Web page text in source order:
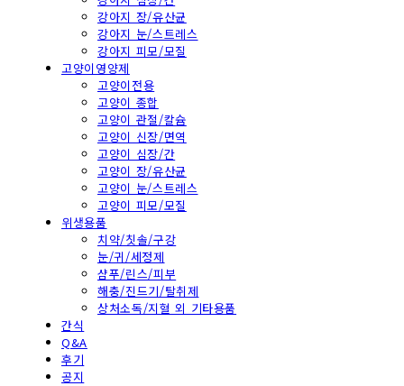
강아지 장/유산균
강아지 눈/스트레스
강아지 피모/모질
고양이영양제
고양이전용
고양이 종합
고양이 관절/칼슘
고양이 신장/면역
고양이 심장/간
고양이 장/유산균
고양이 눈/스트레스
고양이 피모/모질
위생용품
치약/칫솔/구강
눈/귀/세정제
샴푸/린스/피부
해충/진드기/탈취제
상처소독/지혈 외 기타용품
간식
Q&A
후기
공지